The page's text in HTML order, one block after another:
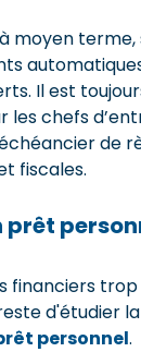
moyen
Il est
les chefs
de
fiscales.
prêt
financiers trop
d'étudier
personnel.